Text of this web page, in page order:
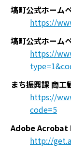
塙町公式ホーム
https://
塙町公式ホーム
https://
まち振興課 商工
https://
code=5
Adobe Acrobat
http://